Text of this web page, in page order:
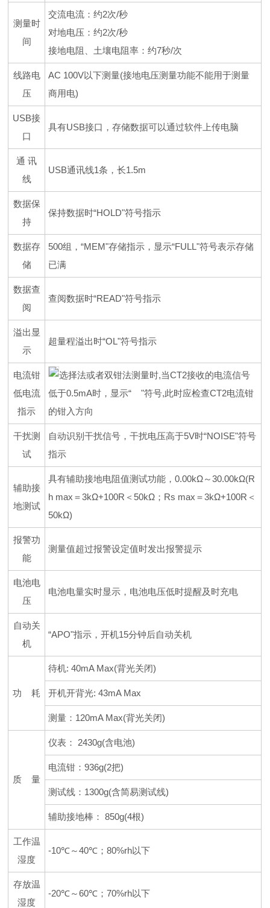
测量时
间
交流电流：约2次/秒
对地电压：约2次/秒
接地电阻、土壤电阻率：约7秒/次
线路电
压
AC 100V以下测量(接地电压测量功能不能用于测量
商用电)
USB接
口
具有USB接口，存储数据可以通过软件上传电脑
通 讯
线
USB通讯线1条，长1.5m
数据保
持
保持数据时“HOLD"符号指示
数据存
储
500组，“MEM"存储指示，显示“FULL"符号表示存储
已满
数据查
阅
查阅数据时“READ"符号指示
溢出显
示
超量程溢出时“OL"符号指示
电流钳
低电流
指示
选择法或者双钳法测量时,当CT2接收的电流信号
低于0.5mA时，显示“ "符号,此时应检查CT2电流钳
的钳入方向
干扰测
试
自动识别干扰信号，干扰电压高于5V时“NOISE"符号
指示
辅助接
地测试
具有辅助接地电阻值测试功能，0.00kΩ～30.00kΩ(R
h max＝3kΩ+100R＜50kΩ；Rs max＝3kΩ+100R＜
50kΩ)
报警功
能
测量值超过报警设定值时发出报警提示
电池电
压
电池电量实时显示，电池电压低时提醒及时充电
自动关
机
“APO"指示，开机15分钟后自动关机
功 耗
待机: 40mA Max(背光关闭)
开机开背光: 43mA Max
测量：120mA Max(背光关闭)
质 量
仪表： 2430g(含电池)
电流钳：936g(2把)
测试线：1300g(含简易测试线)
辅助接地棒： 850g(4根)
工作温
湿度
-10℃～40℃；80%rh以下
存放温
湿度
-20℃～60℃；70%rh以下